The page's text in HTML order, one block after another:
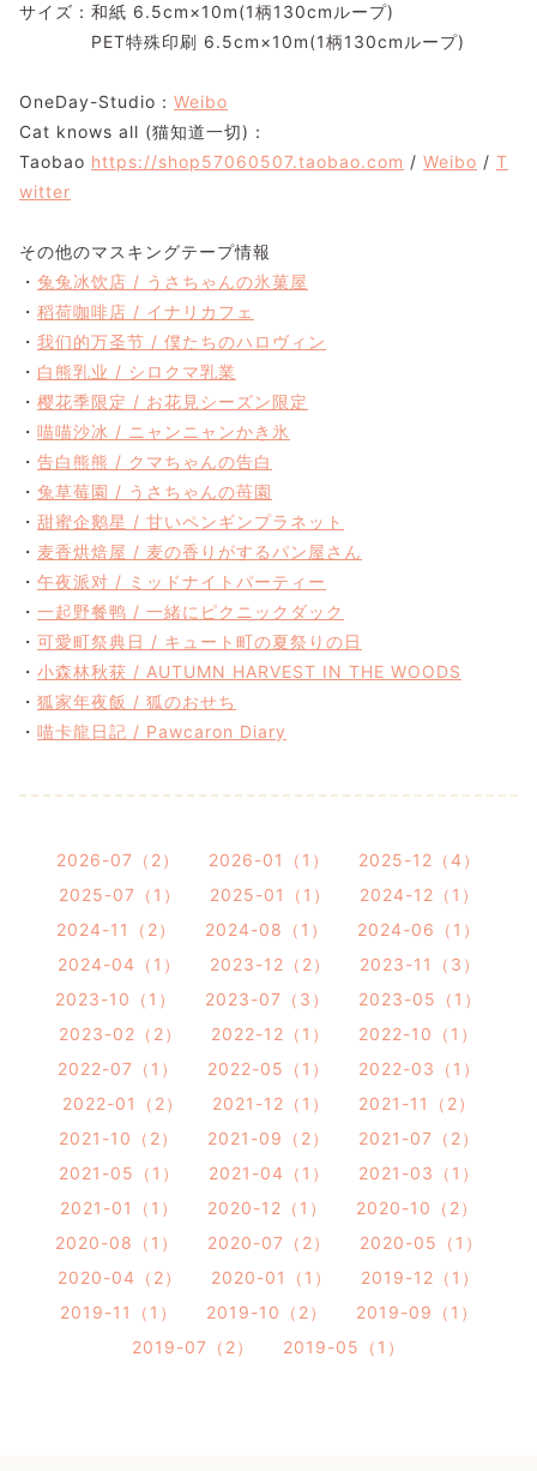
サイズ：和紙 6.5cm×10m(1柄130cmループ)
PET特殊印刷 6.5cm×10m(1柄130cmループ)
OneDay-Studio： Weibo
Cat knows all (猫知道一切)：
Taobao https://shop57060507.taobao.com / Weibo / T
witter
その他のマスキングテープ情報
・ 兔兔冰饮店 / うさちゃんの氷菓屋
・ 稻荷咖啡店 / イナリカフェ
・ 我们的万圣节 / 僕たちのハロヴィン
・ 白熊乳业 / シロクマ乳業
・ 樱花季限定 / お花見シーズン限定
・ 喵喵沙冰 / ニャンニャンかき氷
・ 告白熊熊 / クマちゃんの告白
・ 兔草莓園 / うさちゃんの苺園
・ 甜蜜企鹅星 / 甘いペンギンプラネット
・ 麦香烘焙屋 / 麦の香りがするパン屋さん
・ 午夜派对 / ミッドナイトパーティー
・ 一起野餐鸭 / 一緒にピクニックダック
・ 可愛町祭典日 / キュート町の夏祭りの日
・ 小森林秋获 / AUTUMN HARVEST IN THE WOODS
・ 狐家年夜飯 / 狐のおせち
・ 喵卡龍日記 / Pawcaron Diary
2026-07（2） 2026-01（1）
2025-12（4）
2025-07（1）
2025-01（1）
2024-12（1）
2024-11（2）
2024-08（1）
2024-06（1）
2024-04（1）
2023-12（2）
2023-11（3）
2023-10（1）
2023-07（3）
2023-05（1）
2023-02（2）
2022-12（1）
2022-10（1）
2022-07（1）
2022-05（1）
2022-03（1）
2022-01（2）
2021-12（1）
2021-11（2）
2021-10（2）
2021-09（2）
2021-07（2）
2021-05（1）
2021-04（1）
2021-03（1）
2021-01（1）
2020-12（1）
2020-10（2）
2020-08（1）
2020-07（2）
2020-05（1）
2020-04（2）
2020-01（1）
2019-12（1）
2019-11（1）
2019-10（2）
2019-09（1）
2019-07（2）
2019-05（1）